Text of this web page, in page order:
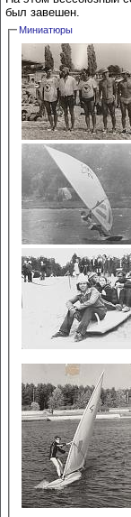
был завешен.
Миниатюры